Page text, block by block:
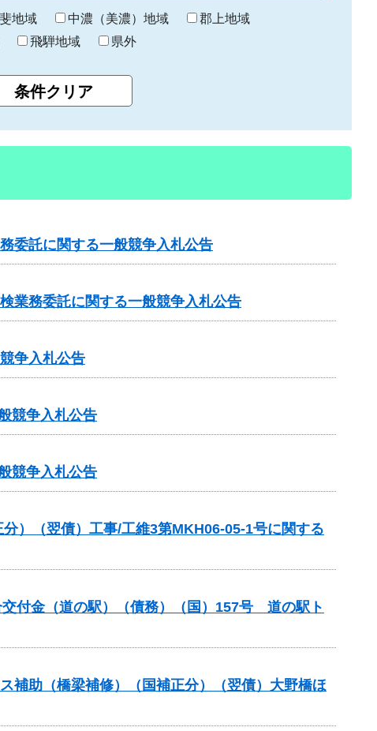
地域 中濃（美濃）地域
郡上地域
飛騨地域 県外
委託に関する一般競争入札公告
業務委託に関する一般競争入札公告
争入札公告
競争入札公告
競争入札公告
）（翌債）工事/工維3第MKH06-05-1号に関する
付金（道の駅）（債務）（国）157号 道の駅ト
補助（橋梁補修）（国補正分）（翌債）大野橋ほ